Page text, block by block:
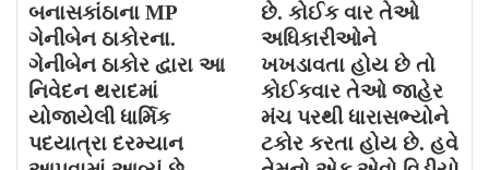
બનાસકાંઠાના MP
ગેનીબેન ઠાકોરના.
ગેનીબેન ઠાકોર દ્વારા આ
નિવેદન થરાદમાં
યોજાયેલી ધાર્મિક
પદયાત્રા દરમ્યાન
છે. કોઈક વાર તેઓ
અધિકારીઓને
ખખડાવતા હોય છે તો
કોઈકવાર તેઓ જાહેર
મંચ પરથી ધારાસભ્યોને
ટકોર કરતા હોય છે. હવે